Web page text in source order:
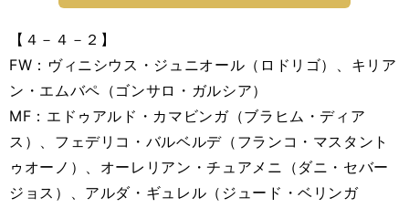
【４－４－２】
FW：ヴィニシウス・ジュニオール（ロドリゴ）、キリア
ン・エムバペ（ゴンサロ・ガルシア）
MF：エドゥアルド・カマビンガ（ブラヒム・ディア
ス）、フェデリコ・バルベルデ（フランコ・マスタント
ゥオーノ）、オーレリアン・チュアメニ（ダニ・セバー
ジョス）、アルダ・ギュレル（ジュード・ベリンガ